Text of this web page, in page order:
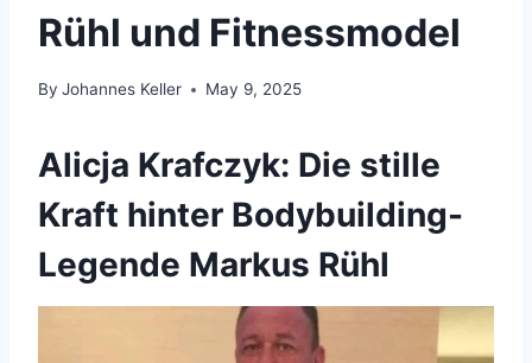
Rühl und Fitnessmodel
By Johannes Keller May 9, 2025
Alicja Krafczyk: Die stille
Kraft hinter Bodybuilding-
Legende Markus Rühl